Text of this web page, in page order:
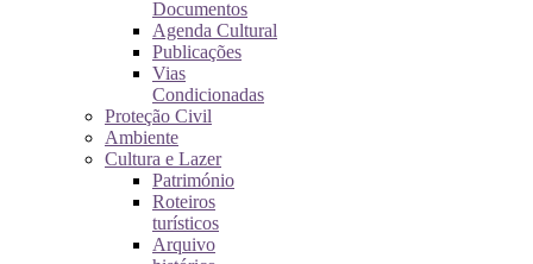
Documentos
Agenda Cultural
Publicações
Vias
Condicionadas
Proteção Civil
Ambiente
Cultura e Lazer
Património
Roteiros
turísticos
Arquivo